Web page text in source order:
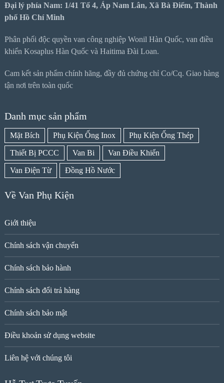
Đại lý phía Nam: 1/41 Tổ 4, Áp Nam Lân, Xã Bà Điểm, Thành
phố Hồ Chí Minh
Phân phối độc quyền van công nghiệp Wonil Hàn Quốc, van điều
khiển Kosaplus Hàn Quốc và Haitima Đài Loan.
Cam kết sản phẩm chính hãng, đầy đủ chứng chỉ Co/Cq. Giao hàng
tận nơi trên toàn quốc
Danh mục sản phẩm
Mặt Bích Phụ Kiện Ống Inox Phụ Kiện Ống Thép
Thiết Bị PCCC Van Bi Van Điều Khiển
Van Điện Từ Đồng Hồ Nước
Về Van Phụ Kiện
Giới thiệu
Chính sách vận chuyển
Chính sách bảo hành
Chính sách đổi trả hàng
Chính sách bảo mật
Điều khoản sử dụng website
Liên hệ với chúng tôi